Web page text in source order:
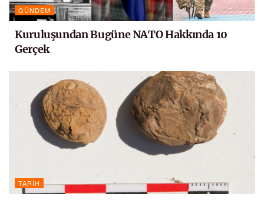
GÜNDEM
Kuruluşundan Bugüne NATO Hakkında 10
Gerçek
TARIH